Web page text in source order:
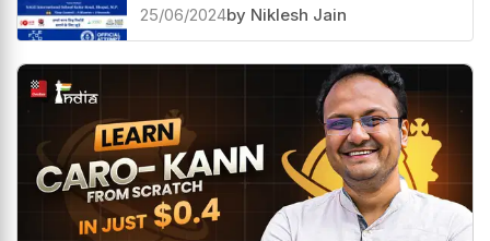
25/06/2024by Niklesh Jain